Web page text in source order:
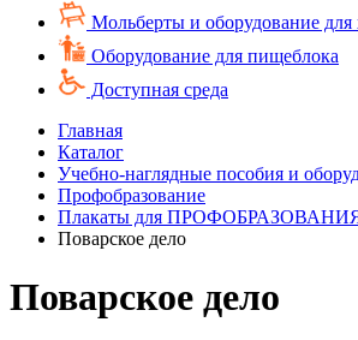
Мольберты и оборудование для
Оборудование для пищеблока
Доступная среда
Главная
Каталог
Учебно-наглядные пособия и
Профобразование
Плакаты для
Поварское дело
Поварское дело